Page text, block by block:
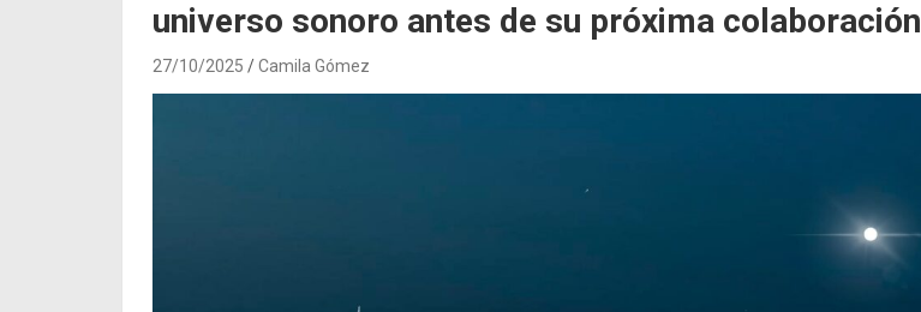
universo sonoro antes de su próxima colaboración
27/10/2025 Camila Gómez